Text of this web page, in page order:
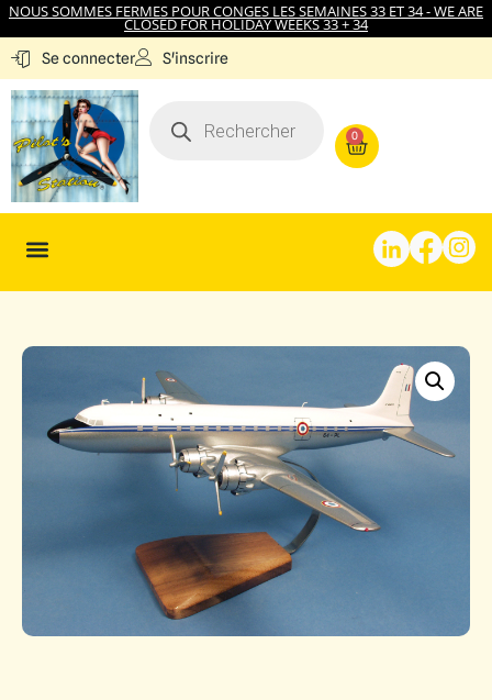
NOUS SOMMES FERMES POUR CONGES LES SEMAINES 33 ET 34 - WE ARE
CLOSED FOR HOLIDAY WEEKS 33 + 34
Se connecter S'inscrire
0